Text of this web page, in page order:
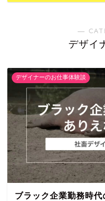
―
デザイ
デザイナーのお仕事体験談
ブラック企業勤務時